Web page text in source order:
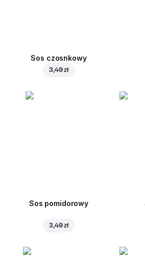
Sos czosnkowy
3,49 zł
Sos pomidorowy
3,49 zł